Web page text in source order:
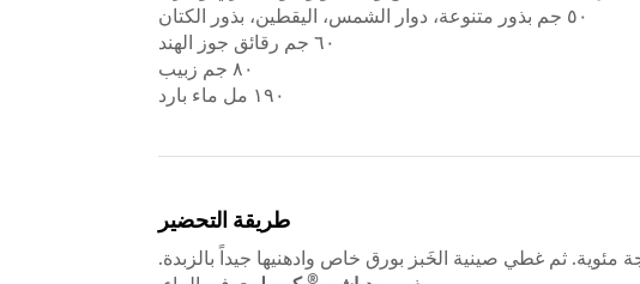
٥٠ جم بذور متنوعة، دوار الشمس، اليقطين، بذور الكتان
٦٠ جم رقائق جوز الهند
٨٠ جم زبيب
١٩٠ مل ماء بارد
طريقة التحضير
®